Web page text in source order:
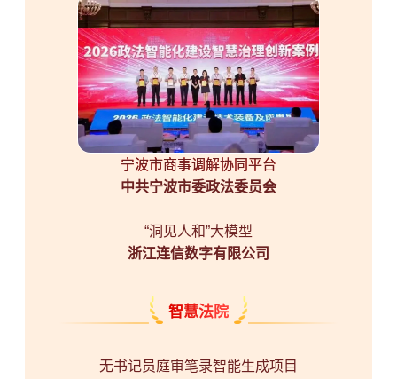
宁波市商事调解协同平台
中共宁波市委政法委员会
“洞见人和”大模型
浙江连信数字有限公司
智慧法院
无书记员庭审笔录智能生成项目